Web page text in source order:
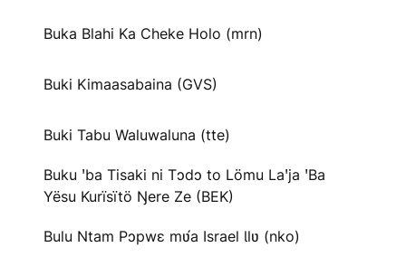
Buka Blahi Ka Cheke Holo (mrn)
Buki Kimaasabaina (GVS)
Buki Tabu Waluwaluna (tte)
Buku ꞌba Tisaki ni Tɔdɔ to Lömu Laꞌja ꞌBa
Yësu Kurïsïtö Ŋere Ze (BEK)
Bulu Ntam Pɔpwɛ mʋ́a Israel Ɩlʋ (nko)